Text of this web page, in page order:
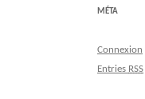
MÉTA
Connexion
Entries RSS